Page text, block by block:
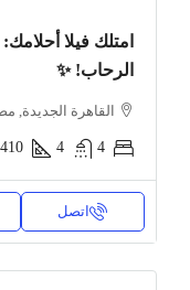
امتلك فيلا
الرحاب! ✨
القاهرة الجديدة,
4
4
410
اتصل